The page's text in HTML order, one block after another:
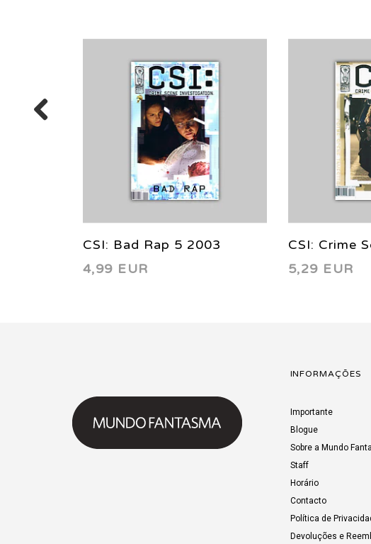
CSI: Bad Rap 5 2003
4,99 EUR
CSI: Crime
5,29 EUR
INFORMAÇÕES
Importante
Blogue
Sobre a Mundo
Staff
Horário
Contacto
Política de
Devoluções e